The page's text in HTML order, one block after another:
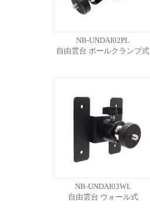
NB-UNDAI02PL
自由雲台 ポールクランプ式
NB-UNDAI03WL
自由雲台 ウォール式